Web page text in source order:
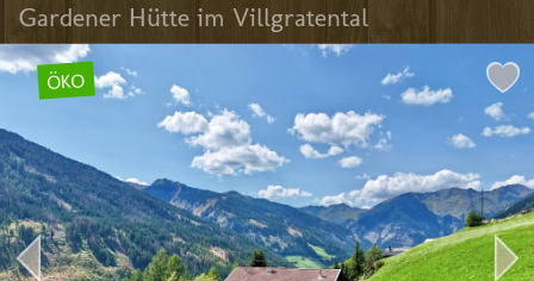
Gardener Hütte im Villgratental
ÖKO